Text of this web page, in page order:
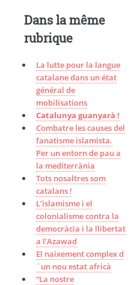
Dans la même
rubrique
La lutte pour la langue
catalane dans un état
général de
mobilisations
Catalunya guanyarà !
Combatre les causes del
fanatisme islamista.
Per un entorn de pau a
la mediterrània
Tots nosaltres som
catalans !
L’islamisme i el
colonialisme contra la
democràcia i la llibertat
a l’Azawad
El naixement complex d
´un nou estat africà
“La nostre